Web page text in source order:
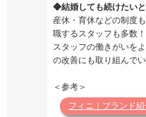
◆結婚しても続けたい
産休・育休などの制度
職するスタッフも多数！
スタッフの働きがいを
の改善にも取り組んでい
＜参考＞
フィニ｜ブランド